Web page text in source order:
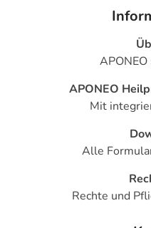
APONEO
Mit
Alle
Rechte und